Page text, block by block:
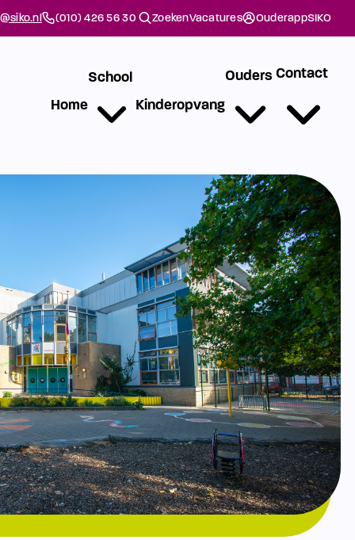
(010) 426 56 30 ZoekenVacatures OuderappSIKO
Home
School
Kinderopvang
Ouders Contact